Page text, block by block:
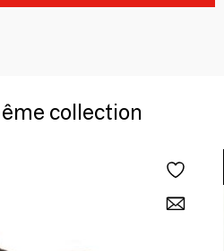
collection